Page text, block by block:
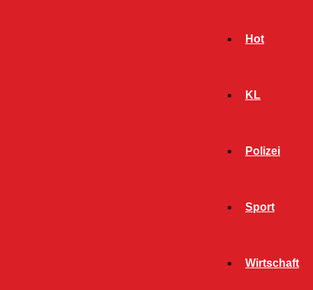
Hot
KL
Polizei
Sport
Wirtschaft